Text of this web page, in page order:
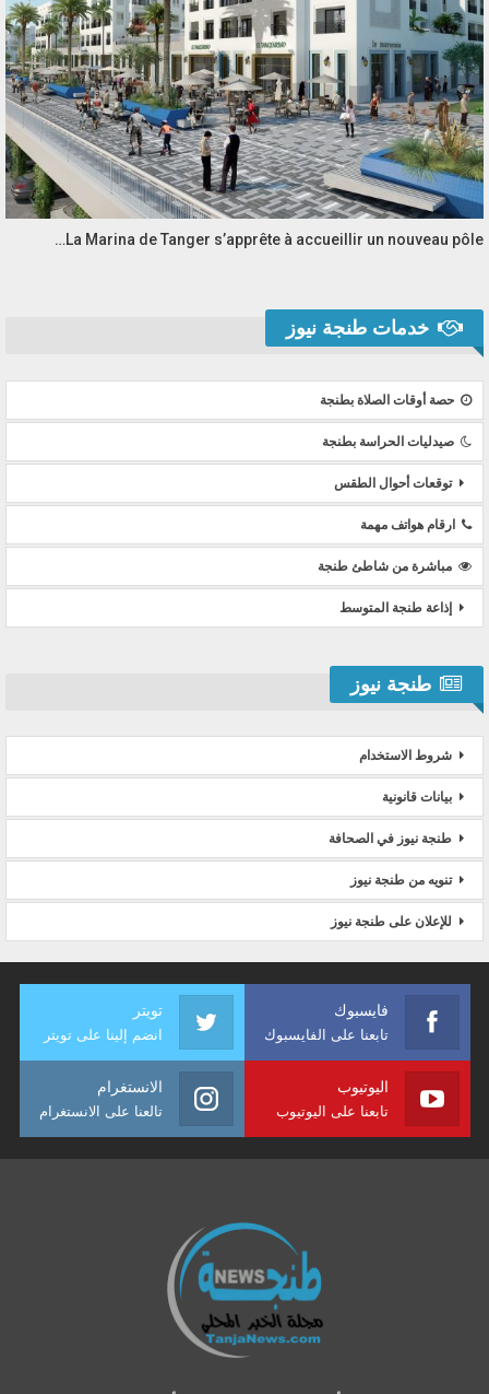
La Marina de Tanger s’apprête à accueillir un nouveau pôle…
خدمات طنجة نيوز
حصة أوقات الصلاة بطنجة
صيدليات الحراسة بطنجة
توقعات أحوال الطقس
ارقام هواتف مهمة
مباشرة من شاطئ طنجة
إذاعة طنجة المتوسط
طنجة نيوز
شروط الاستخدام
بيانات قانونية
طنجة نيوز في الصحافة
تنويه من طنجة نيوز
للإعلان على طنجة نيوز
فايسبوك
تابعنا على الفايسبوك
تويتر
انضم إلينا على تويتر
اليوتيوب
تابعنا على اليوتيوب
الانستغرام
تالعنا على الانستغرام